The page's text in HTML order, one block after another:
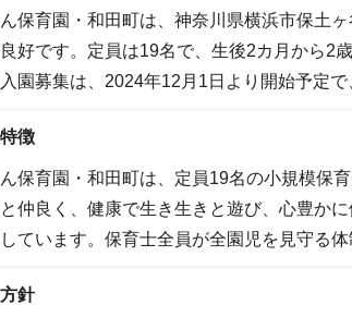
保育園・和田町は、神奈川県横浜市保土
好です。定員は19名で、生後2カ月から2
園募集は、2024年12月1日より開始予定
徴
保育園・和田町は、定員19名の小規模保
仲良く、健康で生き生きと遊び、心豊か
ています。保育士全員が全園児を見守る
針